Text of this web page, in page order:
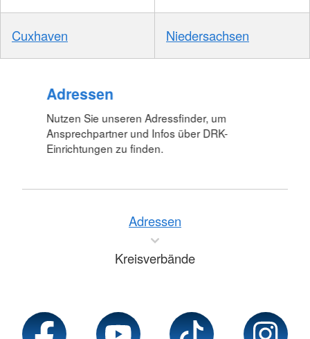
Cuxhaven Niedersachsen
Adressen
Nutzen Sie unseren Adressfinder, um
Ansprechpartner und Infos über DRK-
Einrichtungen zu finden.
Adressen
Kreisverbände